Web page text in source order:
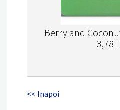
Berry and
3,78 L
<< Inapoi